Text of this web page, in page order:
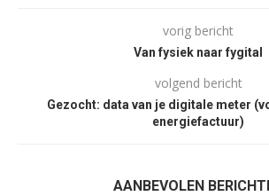
vorig bericht
Van fysiek naar fygital
volgend bericht
Gezocht: data van je digitale meter
energiefactuur)
AANBEVOLEN